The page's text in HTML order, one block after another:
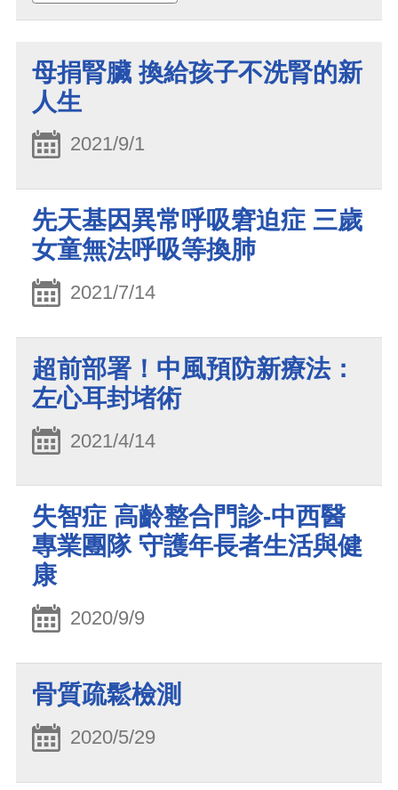
母捐腎臟 換給孩子不洗腎的新
人生
2021/9/1
先天基因異常呼吸窘迫症 三歲
女童無法呼吸等換肺
2021/7/14
超前部署！中風預防新療法：
左心耳封堵術
2021/4/14
失智症 高齡整合門診-中西醫
專業團隊 守護年長者生活與健
康
2020/9/9
骨質疏鬆檢測
2020/5/29